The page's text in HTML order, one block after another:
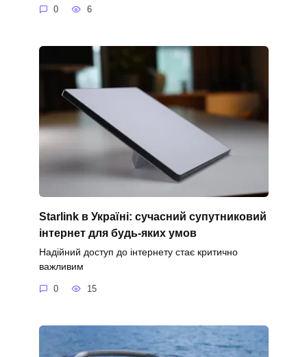
0 6
Starlink в Україні: сучасний супутниковий
інтернет для будь-яких умов
Надійний доступ до інтернету стає критично
важливим
0 15